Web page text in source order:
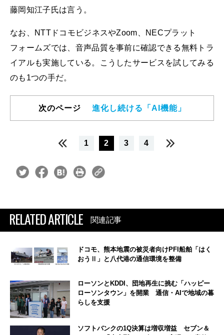
藤岡知江子氏は言う。
なお、NTTドコモビジネスやZoom、NECプラット
フォームズでは、音声品質を事前に確認できる無料トラ
イアルも実施している。こうしたサービスを試してみる
のも1つの手だ。
次のページ 進化し続ける「AI機能」
1 2 3 4
RELATED ARTICLE 関連記事
ドコモ、熊本地震の被災者向けPFI船舶「はく
おうⅡ」と八代港の通信環境を整備
ローソンとKDDI、団地再生に挑む「ハッピー
ローソンタウン」を開業 通信・AIで地域の暮
らしを支援
ソフトバンクの1Q決算は増収増益 セブン＆